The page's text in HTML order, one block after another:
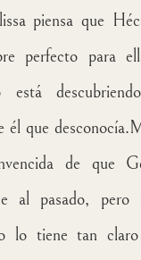
piensa que
perfecto para
está
él que desconocía.
de que
al pasado, pero
lo tiene tan